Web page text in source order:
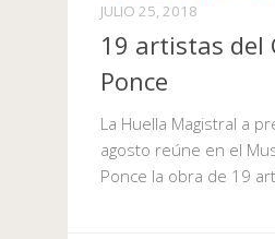
JULIO 25, 2018
19 artistas del
Ponce
La Huella Magistral a
agosto reúne en el
Ponce la obra de 19